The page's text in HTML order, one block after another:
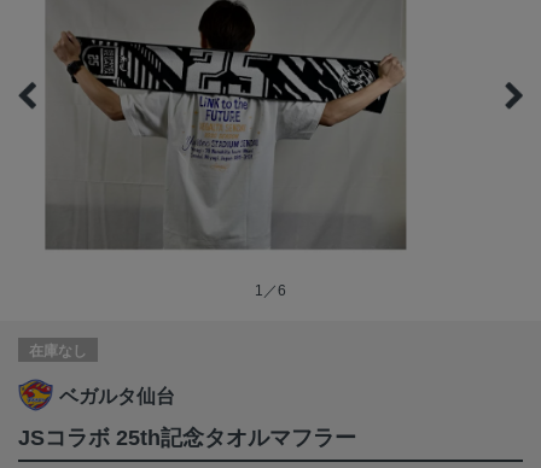
1／6
在庫なし
ベガルタ仙台
JSコラボ 25th記念タオルマフラー